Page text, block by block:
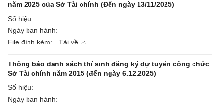
năm 2025 của Sở Tài chính (Đến ngày 13/11/2025)
Số hiệu:
Ngày ban hành:
File đính kèm:
Tải về
Thông báo danh sách thí sinh đăng ký dự tuyển công chức
Sở Tài chính năm 2015 (đến ngày 6.12.2025)
Số hiệu:
Ngày ban hành: